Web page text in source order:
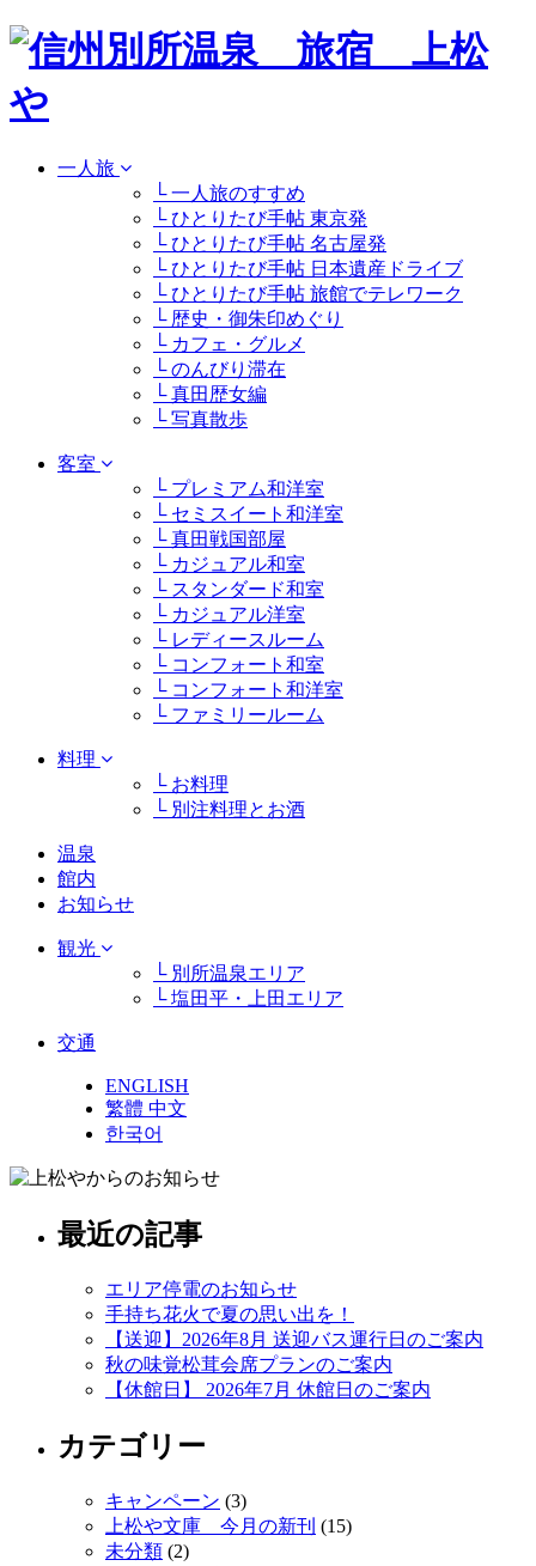
一人旅
└ 一人旅のすすめ
└ ひとりたび手帖 東京発
└ ひとりたび手帖 名古屋発
└ ひとりたび手帖 日本遺産ドライブ
└ ひとりたび手帖 旅館でテレワーク
└ 歴史・御朱印めぐり
└ カフェ・グルメ
└ のんびり滞在
└ 真田歴女編
└ 写真散歩
客室
└ プレミアム和洋室
└ セミスイート和洋室
└ 真田戦国部屋
└ カジュアル和室
└ スタンダード和室
└ カジュアル洋室
└ レディースルーム
└ コンフォート和室
└ コンフォート和洋室
└ ファミリールーム
料理
└ お料理
└ 別注料理とお酒
温泉
館内
お知らせ
観光
└ 別所温泉エリア
└ 塩田平・上田エリア
交通
ENGLISH
繁體 中文
한국어
最近の記事
エリア停電のお知らせ
手持ち花火で夏の思い出を！
【送迎】2026年8月 送迎バス運行日のご案内
秋の味覚松茸会席プランのご案内
【休館日】 2026年7月 休館日のご案内
カテゴリー
キャンペーン (3)
上松や文庫 今月の新刊 (15)
未分類 (2)